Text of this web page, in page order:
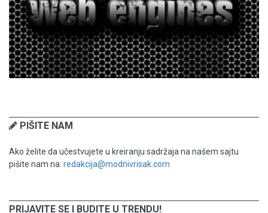
PIŠITE NAM
Ako želite da učestvujete u kreiranju sadržaja na našem sajtu
pišite nam na: redakcija@modnivrisak.com
PRIJAVITE SE I BUDITE U TRENDU!